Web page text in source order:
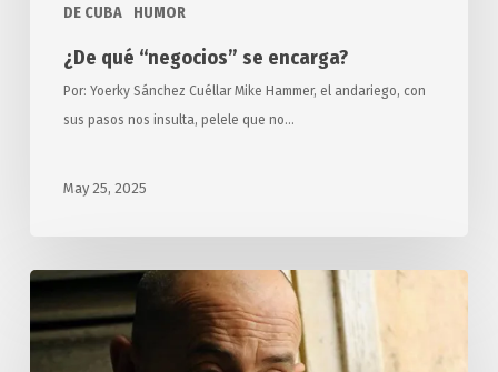
DE CUBA HUMOR
¿De qué “negocios” se encarga?
Por: Yoerky Sánchez Cuéllar Mike Hammer, el andariego, con
sus pasos nos insulta, pelele que no…
May 25, 2025
Los
90,
un